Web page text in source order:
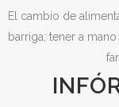
El cambio de
barriga; tener a